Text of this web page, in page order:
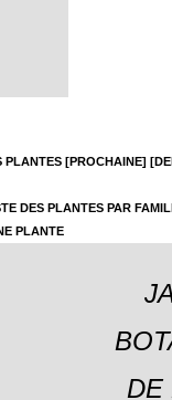
PLANTES [PROCHAINE]
DES PLANTES PAR
PLANTE
DE